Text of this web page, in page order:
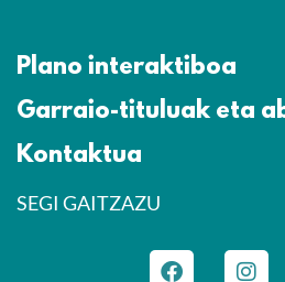
Plano interaktiboa
Garraio-tituluak eta
Kontaktua
SEGI GAITZAZU